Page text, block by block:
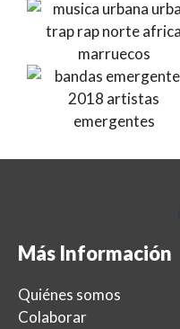
Más Información
Quiénes somos
Colaborar